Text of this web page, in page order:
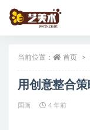
当前位置： 首页
用创意整合
国画 4 年前